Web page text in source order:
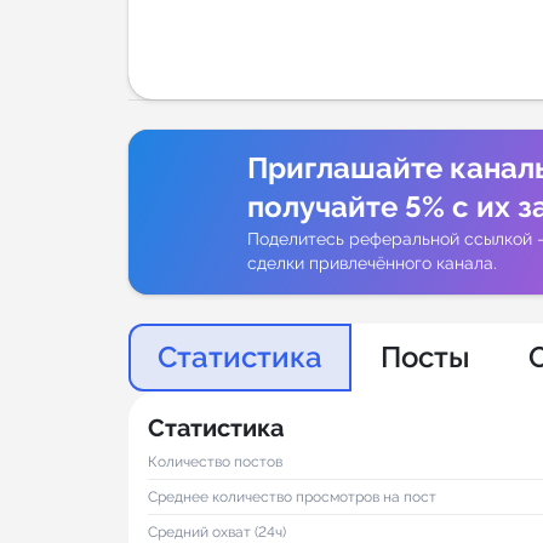
Приглашайте
получайте 5% с их
Поделитесь реферальной ссылкой
сделки привлечённого канала.
Статистика Посты
Статистика
Количество постов
Среднее количество просмотров на пост
Средний охват (24ч)